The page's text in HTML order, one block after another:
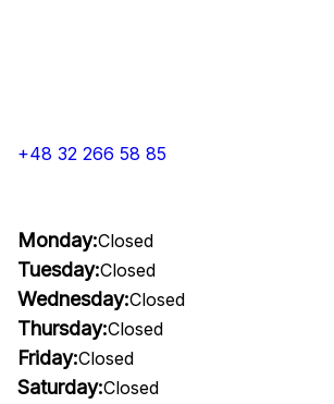
+48 32 266 58 85
Monday:Closed
Tuesday:Closed
Wednesday:Closed
Thursday:Closed
Friday:Closed
Saturday:Closed